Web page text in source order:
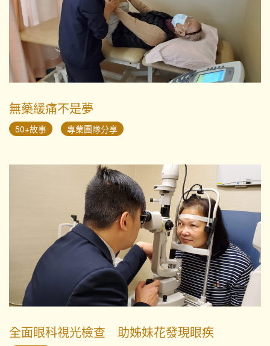
無藥緩痛不是夢
50+故事 專業團隊分享
全面眼科視光檢查 助姊妹花發現眼疾